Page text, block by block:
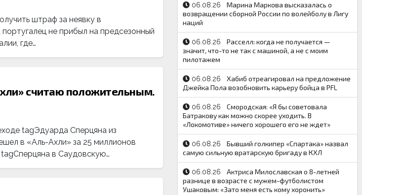
штраф за неявку в
не прибыл на предсезонный
где…
считаю положительным.
tagЭдуарда Сперцяна из
в «Аль-Ахли» за 25 миллионов
в Саудовскую…
06.08.26
Марина Маркова высказалась о
возвращении сборной России по волейболу в Лигу
наций
06.08.26
Расселл: когда не получается —
значит, что-то не так с машиной, а не с моим
пилотажем
06.08.26
Хабиб отреагировал на предложение
Джейка Пола возобновить карьеру бойца в PFL
06.08.26
Смородская: «Я бы советовала
Батракову как можно скорее уходить. В
«Локомотиве» ничего хорошего его не ждет»
06.08.26
Бывший голкипер «Спартака» назвал
самую сильную вратарскую бригаду в КХЛ
06.08.26
Актриса Милославская о 8-летней
разнице в возрасте с мужем-футболистом
Ушаковым: «Зато меня есть кому хоронить»